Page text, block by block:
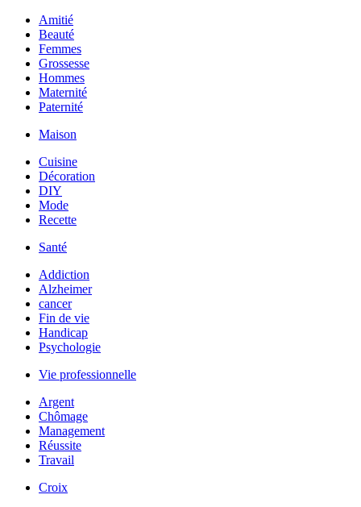
Amitié
Beauté
Femmes
Grossesse
Hommes
Maternité
Paternité
Maison
Cuisine
Décoration
DIY
Mode
Recette
Santé
Addiction
Alzheimer
cancer
Fin de vie
Handicap
Psychologie
Vie professionnelle
Argent
Chômage
Management
Réussite
Travail
Croix